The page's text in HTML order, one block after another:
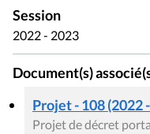
Session
2022 - 2023
Document(s)
Projet - 108 (2022
Projet de décret